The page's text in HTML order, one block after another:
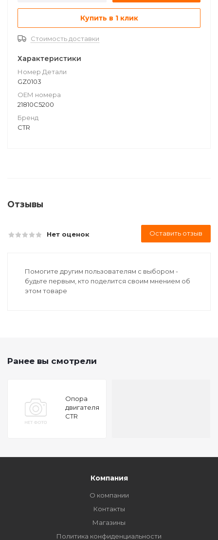
Купить в 1 клик
Стоимость доставки
Характеристики
Номер Детали
GZ0103
ОЕМ номера
21810C5200
Бренд
CTR
Отзывы
Нет оценок Оставить отзыв
Помогите другим пользователям с выбором -
будьте первым, кто поделится своим мнением об
этом товаре
Ранее вы смотрели
Опора
двигателя
CTR
Компания
О компании
Контакты
Магазины
Политика конфиденциальности